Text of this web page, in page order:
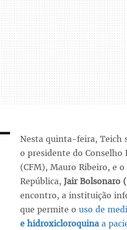
Nesta quinta-feira, Teich
o presidente do Conselho
(CFM), Mauro Ribeiro, e
República, Jair Bolsonaro
encontro, a instituição
que permite o uso de
e hidroxicloroquinaa